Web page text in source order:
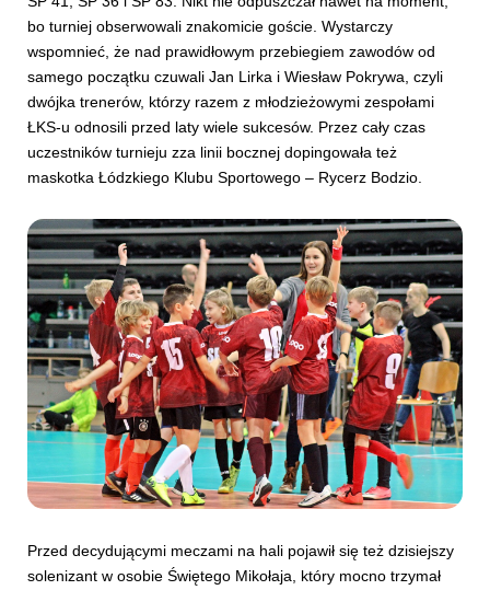
bo turniej obserwowali znakomicie goście. Wystarczy
wspomnieć, że nad prawidłowym przebiegiem zawodów od
samego początku czuwali Jan Lirka i Wiesław Pokrywa, czyli
dwójka trenerów, którzy razem z młodzieżowymi zespołami
ŁKS-u odnosili przed laty wiele sukcesów. Przez cały czas
uczestników turnieju zza linii bocznej dopingowała też
maskotka Łódzkiego Klubu Sportowego – Rycerz Bodzio.
Przed decydującymi meczami na hali pojawił się też dzisiejszy
solenizant w osobie Świętego Mikołaja, który mocno trzymał